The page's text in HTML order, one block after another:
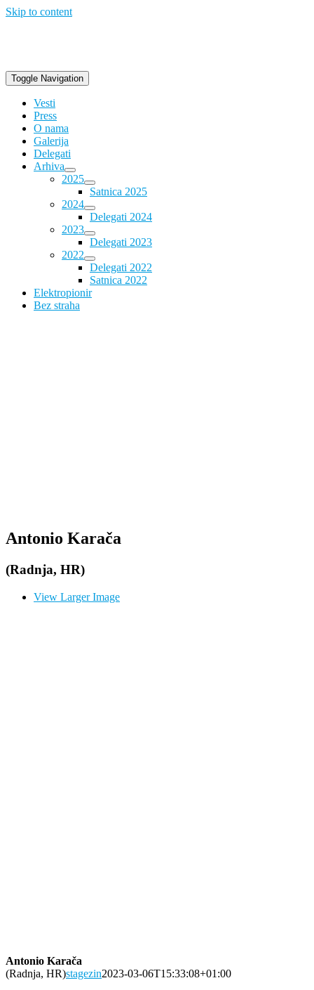
Skip to content
Toggle Navigation
Vesti
Press
O nama
Galerija
Delegati
Arhiva
2025
Satnica 2025
2024
Delegati 2024
2023
Delegati 2023
2022
Delegati 2022
Satnica 2022
Elektropionir
Bez straha
Antonio Karača
(Radnja, HR)
View Larger Image
Antonio Karača
(Radnja, HR)stagezin2023-03-06T15:33:08+01:00